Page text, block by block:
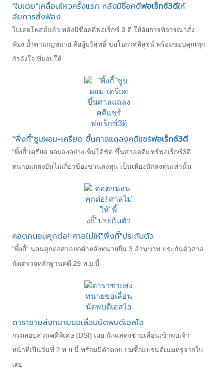
"ใบเตย"เคลื่อนไหวครั้งแรก หลังมีชื่อคดีฟอเร็กซ์3ดีให้
อัยการสั่งฟ้อง
ใบเตยโพสต์แล้ว หลังมีชื่อคดีฟอเร็กซ์ 3 ดี ให้อัยการพิจารณาสั่ง
ฟ้อง ย้ำตามกฎหมาย คือผู้บริสุทธิ์ ขอโอกาสพิสูจน์ พร้อมขอบคุณทุก
กำลังใจ ทีมอบให้
"พิ้งกี้"ซูบผอม-เครียด ขึ้นศาลแถลงคดีแชร์ฟอเร็กซ์3ดี
"พิ้งกี้"เครียด ผอมลงอย่างเห็นได้ชัด ขึ้นศาลคดีแชร์ฟอเร็กซ์3ดี
ทนายแถลงยันไม่เกี่ยวข้องชวนลงทุน เป็นเพียงนักลงทุนเท่านั้น
คอตกนอนคุกต่อ! ศาลไม่ให้"พิ้งกี้"ประกันตัว
"พิ้งกี้" นอนคุกต่อศาลยกคำหลังทนายยื่น 3 ล้านบาท ประกันตัวศาล
นัดตรวจหลักฐานคดี 29 พ.ย.นี้
ดาราชายส่งทนายขอเลื่อนนัดพบดีเอสไอ
กรมสอบสวนคดีพิเศษ (DSI) เผย นักแสดงชายเลื่อนเข้าพบเจ้า
หน้าที่เป็นวันที่ 2 พ.ย.นี้ พร้อมมีคำตอบ ปมซื้อแบรนด์เนมหรูจากใบ
เตย